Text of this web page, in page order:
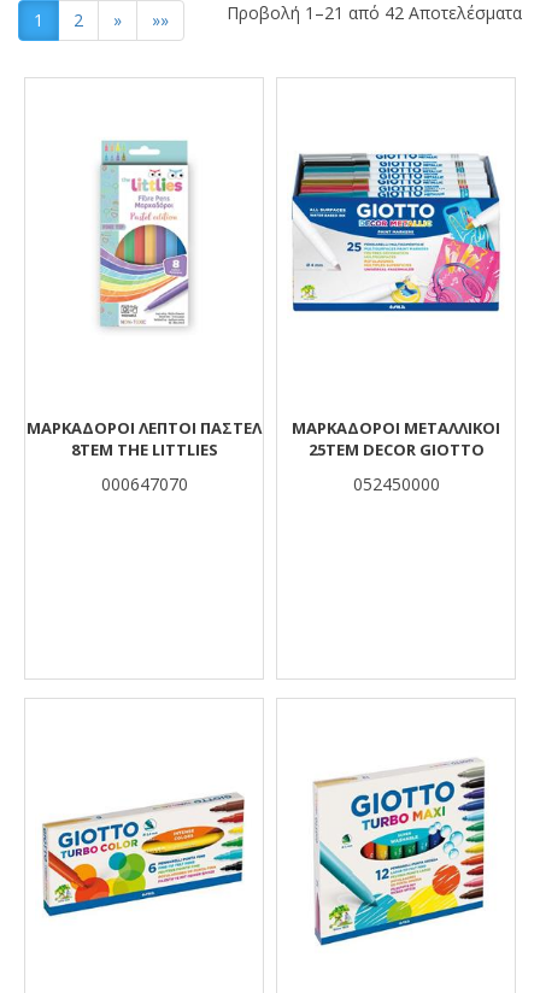
1 2 » »» Προβολή 1–21 από 42 Αποτελέσματα
Αποτελέσματα
ΜΑΡΚΑΔΟΡΟΙ ΛΕΠΤΟΙ ΠΑΣΤΕΛ
8ΤΕΜ THE LITTLIES
000647070
ΜΑΡΚΑΔΟΡΟΙ ΜΕΤΑΛΛΙΚΟΙ
25ΤΕΜ DECOR GIOTTO
052450000